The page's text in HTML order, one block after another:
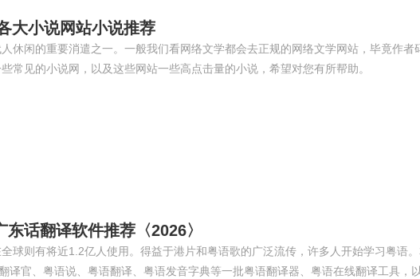
大小说网站小说推荐
休闲的重要消遣之一。一般我们看网络文学都会去正规的网络文学网站，毕竟作者
常见的小说网，以及这些网站一些高点击量的小说，希望对您有所帮助。
话翻译软件推荐〈2026〉
球则有将近1.2亿人使用。得益于港片和粤语歌的广泛流传，许多人开始学习粤语
译官、粤语说、粤语翻译、粤语发音字典等一批粤语翻译器、粤语在线翻译工具，